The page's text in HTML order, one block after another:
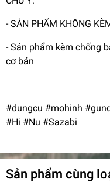
- SẢN PHẨM KHÔNG
- Sản phẩm kèm chống
cơ bản
#dungcu #mohinh
#Hi #Nu #Sazabi
Sản phẩm cùng